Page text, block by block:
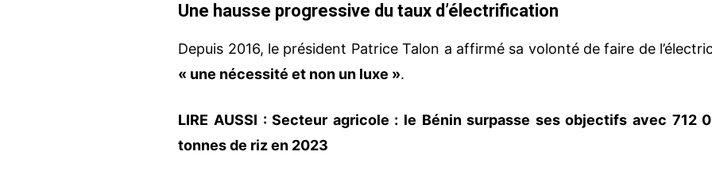
Une hausse progressive du taux d’électrification
Depuis 2016, le président Patrice Talon a affirmé sa volonté de faire de
« une nécessité et non un luxe ».
LIRE AUSSI :Secteur agricole : le Bénin surpasse ses objectifs avec 712
tonnes de riz en 2023